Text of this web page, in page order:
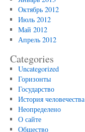
Октябрь 2012
Июль 2012
Май 2012
Апрель 2012
Categories
Uncategorized
Горизонты
Государство
История человечества
Неопределено
О сайте
Общество